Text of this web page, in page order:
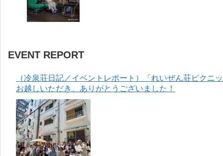
EVENT REPORT
（冷泉荘日記／イベントレポート）「れいぜん荘ピクニ
お越しいただき、ありがとうございました！